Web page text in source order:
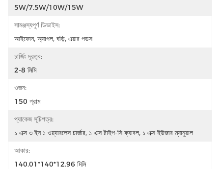
5W/7.5W/10W/15W
সামঞ্জস্যপূর্ণ ডিভাইস:
আইফোন, অ্যাপল, ঘড়ি, এয়ার পডস
চার্জিং দূরত্ব:
2-8 মিমি
ওজন:
150 গ্রাম
প্যাকেজ সূচিপত্র:
১ এক্স ৩ ইন ১ ওয়্যারলেস চার্জার, ১ এক্স টাইপ-সি ক্যাবল, ১ এক্স ইউজার ম্যানুয়াল
আকার:
140.01*140*12.96 মিমি